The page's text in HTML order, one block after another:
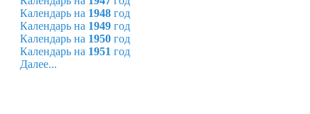
Календарь на 1948 год
Календарь на 1949 год
Календарь на 1950 год
Календарь на 1951 год
Далее...